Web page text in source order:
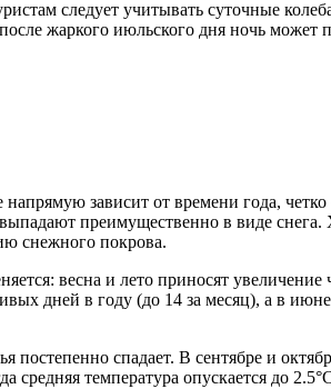
следует учитывать суточные
жаркого июльского дня ночь может
зависит от времени года,
выпадают преимущественно в виде
снежного покрова.
весна и лето приносят
дней в году (до 14 за месяц), а в
постепенно спадает. В сентябре и
средняя температура опускается до